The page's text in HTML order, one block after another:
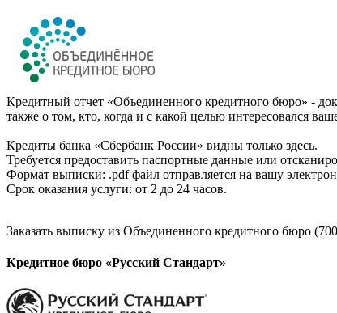
Кредитный отчет «Объединенного кредитного бюро» -
также о том, кто, когда и с какой целью интересовался
Кредиты банка «Сбербанк России» видны только здесь.
Требуется предоставить паспортные данные или
Формат выписки: .pdf файл отправляется на вашу
Срок оказания услуги: от 2 до 24 часов.
Заказать выписку из Объединенного кредитного бюро
Кредитное бюро «Русский Стандарт»